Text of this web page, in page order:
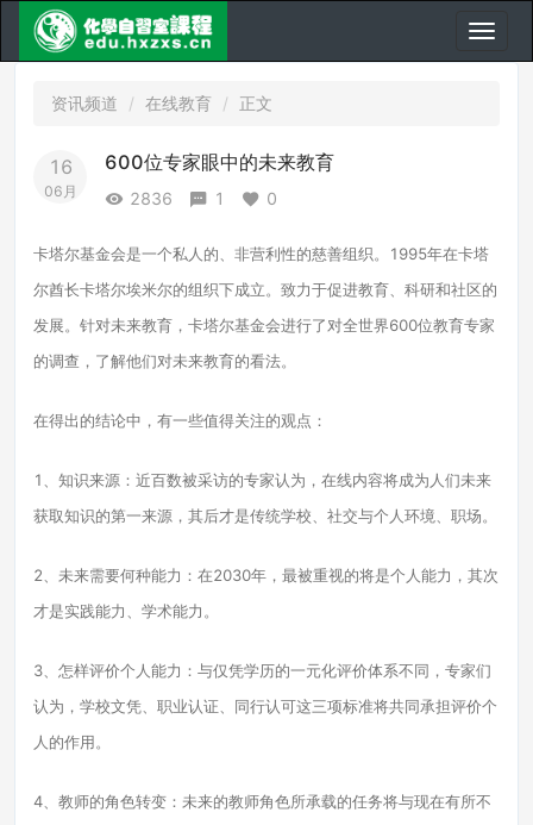
资讯频道 在线教育 正文
16
06月
600位专家眼中的未来教育
2836 1 0
卡塔尔基金会是一个私人的、非营利性的慈善组织。1995年在卡塔
尔酋长卡塔尔埃米尔的组织下成立。致力于促进教育、科研和社区的
发展。针对未来教育，卡塔尔基金会进行了对全世界600位教育专家
的调查，了解他们对未来教育的看法。
在得出的结论中，有一些值得关注的观点：
1、知识来源：近百数被采访的专家认为，在线内容将成为人们未来
获取知识的第一来源，其后才是传统学校、社交与个人环境、职场。
2、未来需要何种能力：在2030年，最被重视的将是个人能力，其次
才是实践能力、学术能力。
3、怎样评价个人能力：与仅凭学历的一元化评价体系不同，专家们
认为，学校文凭、职业认证、同行认可这三项标准将共同承担评价个
人的作用。
4、教师的角色转变：未来的教师角色所承载的任务将与现在有所不